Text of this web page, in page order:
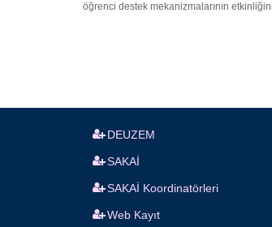
öğrenci destek mekanizmalarının
DEUZEM
SAKAİ
SAKAİ Koordinatörleri
Web Kayıt